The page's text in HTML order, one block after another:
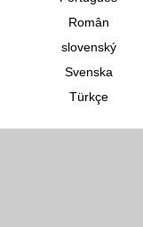
Român
slovenský
Svenska
Türkçe